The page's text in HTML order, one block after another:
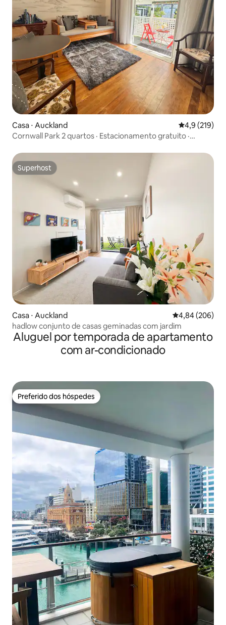
Casa ⋅ Auckland 4,9 de uma
4,9 (219)
Cornwall Park 2 quartos · Estacionamento gratuito ·
Superhost
Superhost
Casa ⋅ Auckland 4,84 de uma
4,84 (206)
hadlow conjunto de casas geminadas com jardim
Aluguel por temporada de apartamento
com ar-condicionado
Preferido dos hóspedes
Preferido dos hóspedes